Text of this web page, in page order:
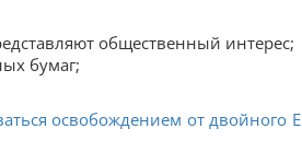
общественный интерес;
бумаг;
освобождением от двойного